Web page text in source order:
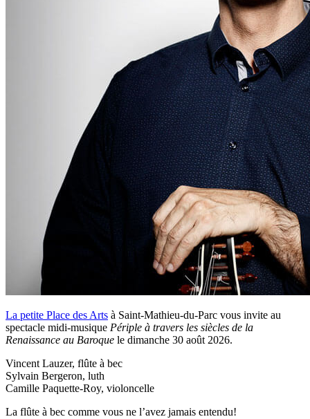
La petite Place des Arts à Saint-Mathieu-du-Parc vous invite au
spectacle midi-musique Périple à travers les siècles de la
Renaissance au Baroque le dimanche 30 août 2026.
Vincent Lauzer, flûte à bec
Sylvain Bergeron, luth
Camille Paquette-Roy, violoncelle
La flûte à bec comme vous ne l’avez jamais entendu!